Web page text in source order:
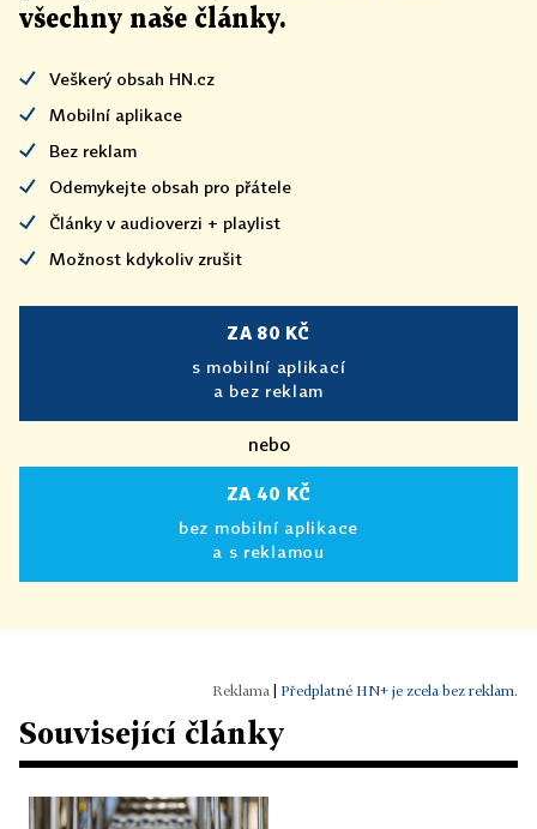
všechny naše články.
Veškerý obsah HN.cz
Mobilní aplikace
Bez reklam
Odemykejte obsah pro přátele
Články v audioverzi + playlist
Možnost kdykoliv zrušit
ZA 80 KČ
s mobilní aplikací
a bez reklam
nebo
ZA 40 KČ
bez mobilní aplikace
a s reklamou
| Předplatné HN+ je zcela bez reklam.
Související články